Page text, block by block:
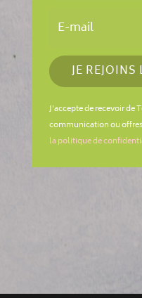
JE
J'accepte de recevoir de
communication ou
la politique de